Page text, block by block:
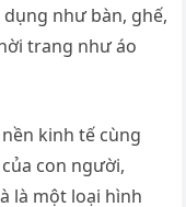
như bàn, ghế,
trang như áo
kinh tế cùng
con người,
là một loại hình